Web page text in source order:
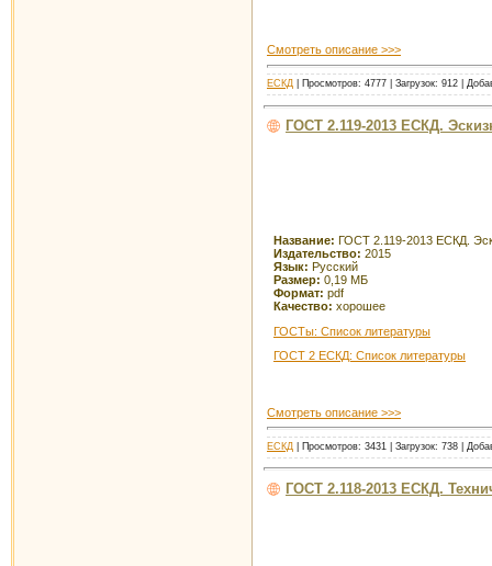
Смотреть описание >>>
ЕСКД | Просмотров: 4777 | Загрузок: 912 |
ГОСТ 2.119-2013 ЕСКД.
Название: ГОСТ 2.119-2013 ЕСКД.
Издательство: 2015
Язык: Русский
Размер: 0,19 МБ
Формат: pdf
Качество: хорошее
ГОСТы: Список литературы
ГОСТ 2 ЕСКД: Список литературы
Смотреть описание >>>
ЕСКД | Просмотров: 3431 | Загрузок: 738 |
ГОСТ 2.118-2013 ЕСКД.